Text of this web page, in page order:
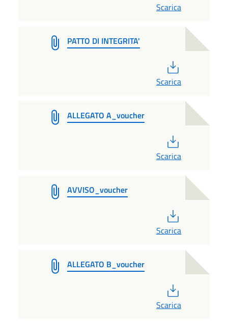
Scarica
PATTO DI INTEGRITA'
Scarica
ALLEGATO A_voucher
Scarica
AVVISO_voucher
Scarica
ALLEGATO B_voucher
Scarica